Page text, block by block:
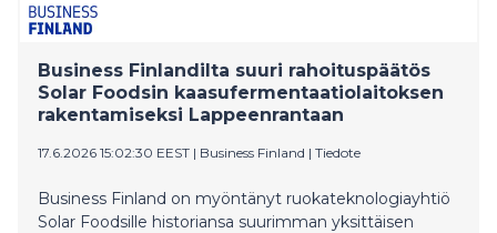
Business Finlandilta suuri rahoituspäätös
Solar Foodsin kaasufermentaatiolaitoksen
rakentamiseksi Lappeenrantaan
17.6.2026 15:02:30 EEST | Business Finland | Tiedote
Business Finland on myöntänyt ruokateknologiayhtiö
Solar Foodsille historiansa suurimman yksittäisen